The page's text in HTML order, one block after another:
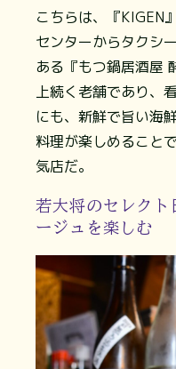
こちらは、『KIGEN
センターからタクシ
ある『もつ鍋居酒屋
上続く老舗であり、
にも、新鮮で旨い海
料理が楽しめること
気店だ。
若大将のセレクト
ージュを楽しむ